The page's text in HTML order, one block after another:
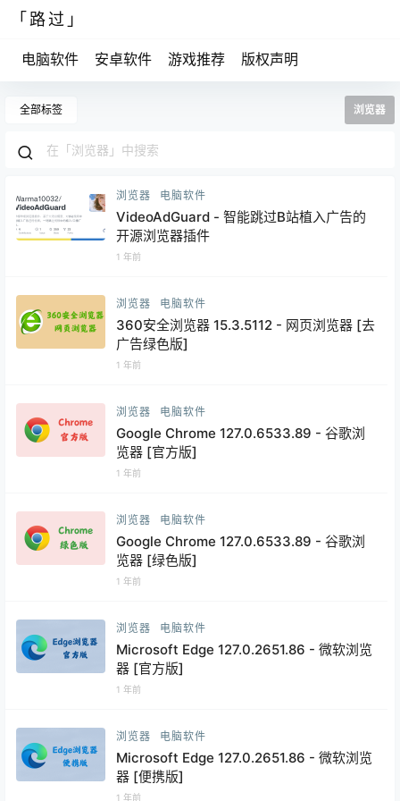
「路过」
电脑软件 安卓软件 游戏推荐 版权声明
全部标签 浏览器
浏览器 电脑软件
VideoAdGuard - 智能跳过B站植入广告的
开源浏览器插件
1 年前
浏览器 电脑软件
360安全浏览器 15.3.5112 - 网页浏览器 [去
广告绿色版]
1 年前
浏览器 电脑软件
Google Chrome 127.0.6533.89 - 谷歌浏
览器 [官方版]
1 年前
浏览器 电脑软件
Google Chrome 127.0.6533.89 - 谷歌浏
览器 [绿色版]
1 年前
浏览器 电脑软件
Microsoft Edge 127.0.2651.86 - 微软浏览
器 [官方版]
1 年前
浏览器 电脑软件
Microsoft Edge 127.0.2651.86 - 微软浏览
器 [便携版]
1 年前